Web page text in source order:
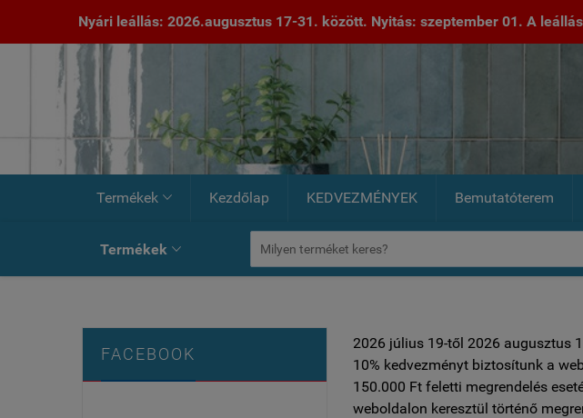
Nyári leállás: 2026.augusztus 17-31. között. Nyitás: szeptember 01. A
Termékek  Kezdőlap KEDVEZMÉNYEK Bemutatóterem
Termékek 
FACEBOOK
2026 július 19-től 2026 augusztus
10% kedvezményt biztosítunk a
150.000 Ft feletti megrendelés
weboldalon keresztül történő